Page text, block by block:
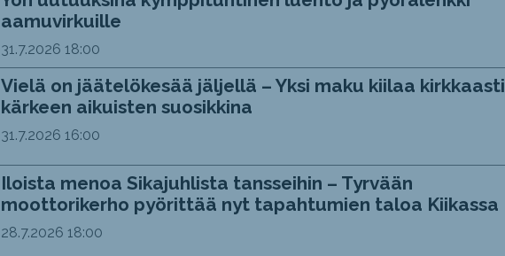
aamuvirkuille
31.7.2026 18:00
Vielä on jäätelökesää jäljellä – Yksi maku kiilaa kirkkaasti
kärkeen aikuisten suosikkina
31.7.2026 16:00
Iloista menoa Sikajuhlista tansseihin – Tyrvään
moottorikerho pyörittää nyt tapahtumien taloa Kiikassa
28.7.2026 18:00